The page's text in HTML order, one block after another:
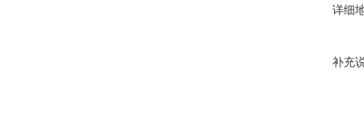
详细
补充